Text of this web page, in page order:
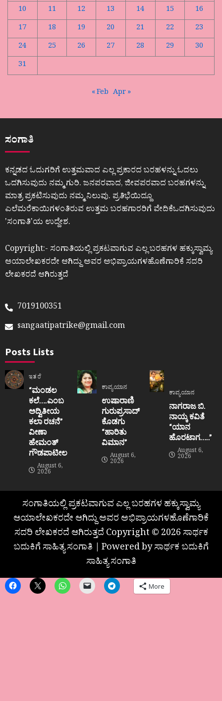
10
11 12 13 14 15
16
17
18 19 20 21 22
23
24
25 26 27 28 29
30
31
« Feb Apr »
ಸಂಗಾತಿ
ಕನ್ನಡದ ಓದುಗರಿಗೆ ಉತ್ತಮವಾದ ಎಲ್ಲ ಪ್ರಕಾರದ ಬರಹಳನ್ನು ಓದಲು
ಒದಗಿಸುವುದು ನಮ್ಮ ಗುರಿ. ಜನಪರವಾದ, ಜೀವಪರವಾದ ಬರಹಗಳನ್ನು
ಮಾತ್ರ ಪ್ರಕಟಿಸುವುದು ನಮ್ಮ ನಿಲುವು. ಪ್ರತಿಭೆಯಿದ್ದೂ
ಎಲೆಮರೆಕಾಯಿಗಳಂತಿರುವ ಉತ್ತಮ ಬರಹಗಾರರಿಗೆ ವೇದಿಕೆಒದಗಿಸುವುದು
ʼಸಂಗಾತಿʼಯ ಉದ್ದೇಶ.
Copyright:- ಸಂಗಾತಿಯಲ್ಲಿ ಪ್ರಕಟವಾಗುವ ಎಲ್ಲ ಬರಹಗಳ ಹಕ್ಕುಸ್ವಾಮ್ಯ
ಆಯಾಲೇಖಕರದೇ ಆಗಿದ್ದು ಅವರ ಅಭಿಪ್ರಾಯಗಳಹೊಣೆಗಾರಿಕೆ ಸದರಿ
ಲೇಖಕರದೆ ಆಗಿರುತ್ತದೆ
7019100351
sangaatipatrike@gmail.com
Posts Lists
ಇತರೆ
“ಮಂಡಲ
ಕಲೆ….ಎಂಬ
ಅದ್ವಿತೀಯ
ಕಲಾ ರಚನೆ”‌
ವೀಣಾ
ಹೇಮಂತ್‌
ಗೌಡಪಾಟೀಲ
August 6,
2026
ಕಾವ್ಯಯಾನ
ಉಷಾರಾಣಿ
ಗುರುಪ್ರಸಾದ್
ಕೊಡಗು
“ಹಾರಿತು
ವಿಮಾನ”
August 6,
2026
ಕಾವ್ಯಯಾನ
ನಾಗರಾಜ ಬಿ.
ನಾಯ್ಕ ಕವಿತೆ
“ಯಾನ
ಹೊರಟಾಗ…..”
August 6,
2026
ಸಂಗಾತಿಯಲ್ಲಿ ಪ್ರಕಟವಾಗುವ ಎಲ್ಲ ಬರಹಗಳ ಹಕ್ಕುಸ್ವಾಮ್ಯ
ಆಯಾಲೇಖಕರದೇ ಆಗಿದ್ದು ಅವರ ಅಭಿಪ್ರಾಯಗಳಹೊಣೆಗಾರಿಕೆ
ಸದರಿ ಲೇಖಕರದೆ ಆಗಿರುತ್ತದೆ Copyright © 2026 ಸಾರ್ಥಕ
ಬದುಕಿಗೆ ಸಾಹಿತ್ಯ ಸಂಗಾತಿ | Powered by ಸಾರ್ಥಕ ಬದುಕಿಗೆ
ಸಾಹಿತ್ಯ ಸಂಗಾತಿ
More